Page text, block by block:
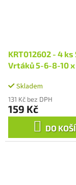
KRT012602 - 4 ks
Vrtáků 5-6-8-10 x
Skladem
131 Kč bez DPH
159 Kč
DO